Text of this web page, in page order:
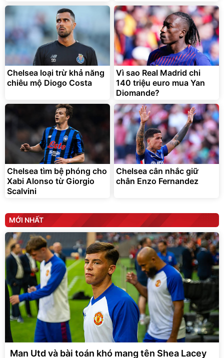
Lót ghế ôtô, nâng lưng
chống nóng giúp thoải mái
trong di chuyển
295.000đ
Đã bán nhiều
Chelsea loại trừ khả năng
chiêu mộ Diogo Costa
Vì sao Real Madrid chi
140 triệu euro mua Yan
Diomande?
Chelsea tìm bệ phóng cho
Xabi Alonso từ Giorgio
Scalvini
Chelsea cân nhắc giữ
chân Enzo Fernandez
MỚI NHẤT
Man Utd và bài toán khó mang tên Shea Lacey